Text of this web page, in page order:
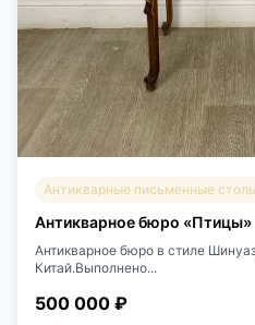
Антикварные письменные
Антикварное бюро «Птицы»
Антикварное бюро в стиле
Китай.Выполнено...
500 000 ₽